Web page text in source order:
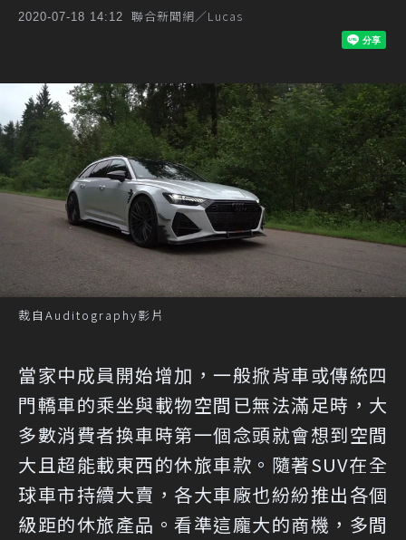
2020-07-18 14:12 聯合新聞網／Lucas
裁自Auditography影片
當家中成員開始增加，一般掀背車或傳統四
門轎車的乘坐與載物空間已無法滿足時，大
多數消費者換車時第一個念頭就會想到空間
大且超能載東西的休旅車款。隨著SUV在全
球車市持續大賣，各大車廠也紛紛推出各個
級距的休旅產品。看準這龐大的商機，多間